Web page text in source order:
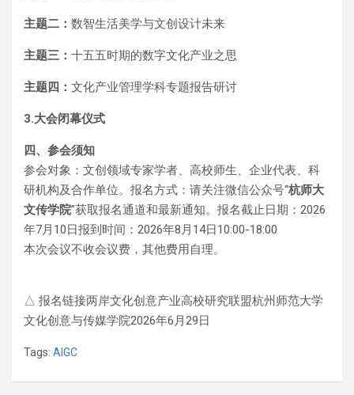
主题二： 数智生活美学与文创设计未来
主题三： 十五五时期的数字文化产业之思
主题四： 文化产业管理学科专题报告研讨
3.大会闭幕仪式
四、参会须知
参会对象：文创领域专家学者、高校师生、企业代表、科
研机构及合作单位。报名方式：请关注微信公众号“杭师大
文传学院”获取报名通道和最新通知。报名截止日期：2026
年7月10日报到时间：2026年8月14日10:00-18:00
本次会议不收会议费，其他费用自理。
△ 报名链接两岸文化创意产业高校研究联盟杭州师范大学
文化创意与传媒学院2026年6月29日
Tags: AIGC